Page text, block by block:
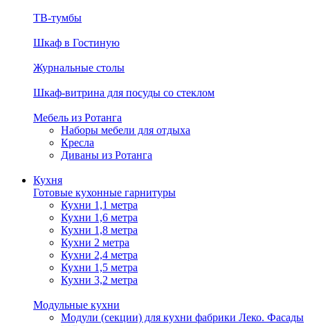
ТВ-тумбы
Шкаф в Гостиную
Журнальные столы
Шкаф-витрина для посуды со стеклом
Мебель из Ротанга
Наборы мебели для отдыха
Кресла
Диваны из Ротанга
Кухня
Готовые кухонные гарнитуры
Кухни 1,1 метра
Кухни 1,6 метра
Кухни 1,8 метра
Кухни 2 метра
Кухни 2,4 метра
Кухни 1,5 метра
Кухни 3,2 метра
Модульные кухни
Модули (секции) для кухни фабрики Леко. Фасады